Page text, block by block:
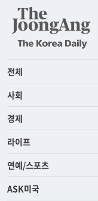
전체
사회
경제
라이프
연예/스포츠
ASK미국